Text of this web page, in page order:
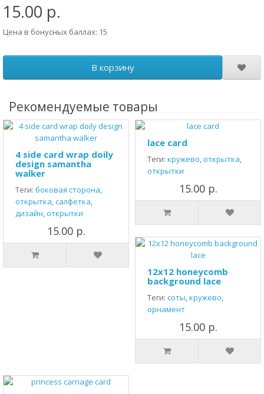
15.00 р.
Цена в бонусных баллах: 15
В корзину
Рекомендуемые товары
4 side card wrap doily
design samantha
walker
Теги: боковая сторона,
открытка,салфетка,
дизайн,открытки
15.00 р.
lace card
Теги: кружево,открытка,
открытки
15.00 р.
12x12 honeycomb
background lace
Теги: соты,кружево,
орнамент
15.00 р.